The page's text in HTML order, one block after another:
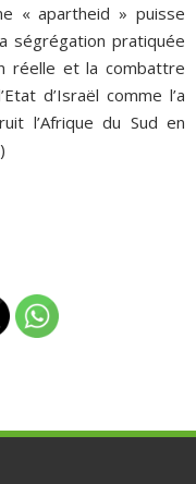
« apartheid » puisse
ségrégation pratiquée
réelle et la combattre
d’Israël comme l’a
l’Afrique du Sud en